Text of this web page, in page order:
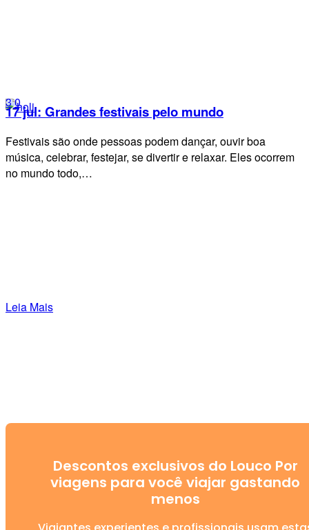
30
17 jul: Grandes festivais pelo mundo
Festivais são onde pessoas podem dançar, ouvir boa
música, celebrar, festejar, se divertir e relaxar. Eles ocorrem
no mundo todo,…
Leia Mais
Descontos exclusivos do Louco Por
viagens para você viajar gastando
menos